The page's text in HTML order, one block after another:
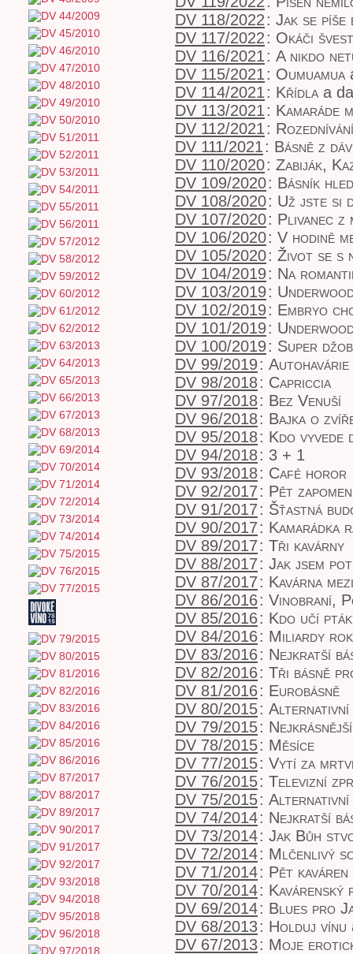
DV 118/2022: Jak se píše
DV 117/2022: Okáči
DV 116/2021: A nikdo
DV 115/2021: Oumuamua
DV 114/2021: Křídla a
DV 113/2021: Kamaráde
DV 112/2021: Rozednívání
DV 111/2021: Básně z
DV 110/2020: Zabiják,
DV 109/2020: Básník
DV 108/2020: Už jste si
DV 107/2020: Plivanec z
DV 106/2020: V hodině
DV 105/2020: Život se s
DV 104/2019: Na
DV 103/2019:
DV 102/2019: Embryo
DV 101/2019:
DV 100/2019: Super džob
DV 99/2019: Autohavárie
DV 98/2018: Capriccia
DV 97/2018: Bez Venuší
DV 96/2018: Bajka o
DV 95/2018: Kdo vyvede
DV 94/2018: 3 + 1
DV 93/2018: Café horor
DV 92/2017: Pět
DV 91/2017: Šťastná
DV 90/2017: Kamarádka
DV 89/2017: Tři kavárny
DV 88/2017: Jak jsem
DV 87/2017: Kavárna
DV 86/2016: Vinobraní,
DV 85/2016: Kdo učí
DV 84/2016: Miliardy
DV 83/2016: Nejkratší
DV 82/2016: Tři básně
DV 81/2016: Eurobásně
DV 80/2015: Alternativní
DV 79/2015: Nejkrásnější
DV 78/2015: Měsíce
DV 77/2015: Vytí za
DV 76/2015: Televizní
DV 75/2015: Alternativní
DV 74/2014: Nejkratší
DV 73/2014: Jak Bůh
DV 72/2014: Mlčenlivý
DV 71/2014: Pět kaváren
DV 70/2014: Kavárenský
DV 69/2014: Blues pro
DV 68/2013: Holduj vínu
DV 67/2013: Moje